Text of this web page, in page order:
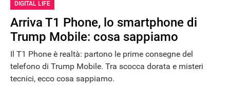
DIGITAL LIFE
Arriva T1 Phone, lo smartphone di
Trump Mobile: cosa sappiamo
Il T1 Phone è realtà: partono le prime consegne del
telefono di Trump Mobile. Tra scocca dorata e misteri
tecnici, ecco cosa sappiamo.